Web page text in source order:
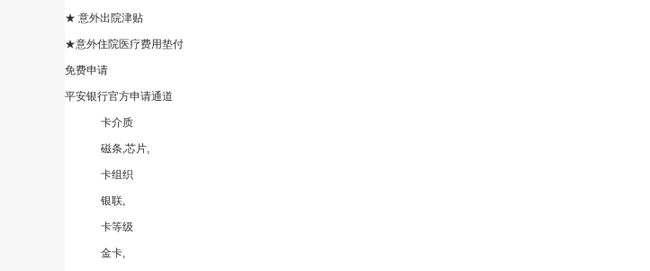
★ 意外出院津贴
★意外住院医疗费用垫付
免费申请
平安银行官方申请通道
卡介质
磁条,芯片,
卡组织
银联,
卡等级
金卡,